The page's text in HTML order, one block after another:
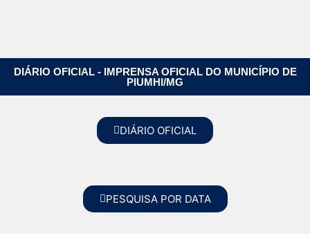
DIÁRIO OFICIAL - IMPRENSA OFICIAL DO MUNICÍPIO DE
PIUMHI/MG
DIÁRIO OFICIAL
PESQUISA POR DATA